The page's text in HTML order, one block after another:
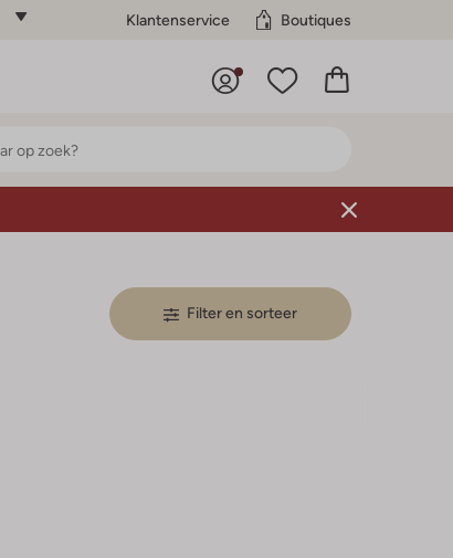
Klantenservice Boutiques
Filter en sorteer